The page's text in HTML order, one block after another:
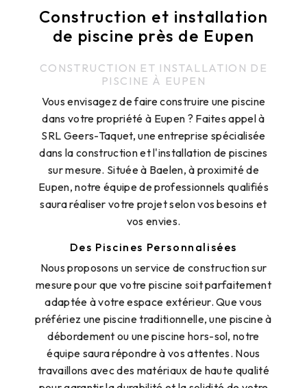
Construction et installation
de piscine près de Eupen
CONSTRUCTION ET INSTALLATION DE
PISCINE À EUPEN
Vous envisagez de faire construire une piscine
dans votre propriété à Eupen ? Faites appel à
SRL Geers-Taquet, une entreprise spécialisée
dans la construction et l'installation de piscines
sur mesure. Située à Baelen, à proximité de
Eupen, notre équipe de professionnels qualifiés
saura réaliser votre projet selon vos besoins et
vos envies.
Des Piscines Personnalisées
Nous proposons un service de construction sur
mesure pour que votre piscine soit parfaitement
adaptée à votre espace extérieur. Que vous
préfériez une piscine traditionnelle, une piscine à
débordement ou une piscine hors-sol, notre
équipe saura répondre à vos attentes. Nous
travaillons avec des matériaux de haute qualité